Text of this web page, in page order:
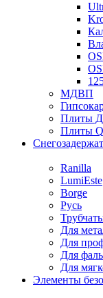
МДВП
Плиты
Плиты
Ranilla
LumiEste
Borge
Русь
Для
Для
Для
Для
Элементы